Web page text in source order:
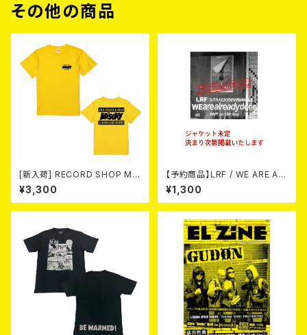
その他の商品
[新入荷] RECORD SHOP MIS
ERY / 33th anniversary T-s
hirts (yellow ①)
¥3,300
【予約商品】LRF / WE ARE AL
READY DONE (CD) 【8月15日
発売】
¥1,300